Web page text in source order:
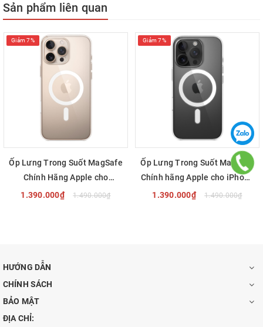
Sản phẩm liên quan
Giảm 7%
Ốp Lưng Trong Suốt MagSafe
Chính Hãng Apple cho
iPhone 16 Pro Max
1.390.000₫ 1.490.000₫
Giảm 7%
Ốp Lưng Trong Suốt MagSafe
Chính hãng Apple cho iPhone
16 Pro
1.390.000₫ 1.490.000₫
HƯỚNG DẪN
CHÍNH SÁCH
BẢO MẬT
ĐỊA CHỈ: